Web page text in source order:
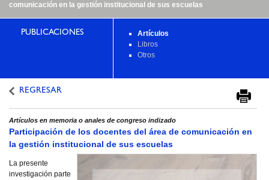
comunicación en la gestión institucional de sus escuelas
PUBLICACIONES
Artículos
Libros
Otros
REGRESAR
Artículos en memoria o anales de congreso indizado
Participación de los docentes del área de comunicación en
la gestión institucional de sus escuelas
La presente
investigación parte